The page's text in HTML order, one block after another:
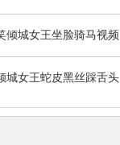
倾城女王坐脸骑马视频
城女王蛇皮黑丝踩舌头